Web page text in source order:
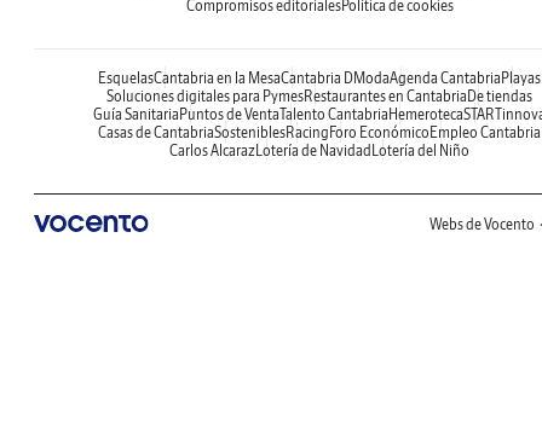
Compromisos editorialesPolítica de cookies
EsquelasCantabria en la MesaCantabria DModaAgenda CantabriaPlayas
Soluciones digitales para PymesRestaurantes en CantabriaDe tiendas
Guía SanitariaPuntos de VentaTalento CantabriaHemeroteca
Casas de CantabriaSosteniblesRacingForo EconómicoEmpleo Cantabria
Carlos AlcarazLotería de NavidadLotería del Niño
Webs de Vocento